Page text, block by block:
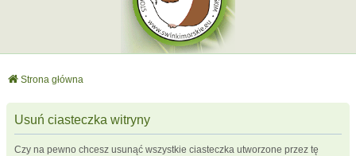
Strona główna
Usuń ciasteczka witryny
Czy na pewno chcesz usunąć wszystkie ciasteczka utworzone przez tę